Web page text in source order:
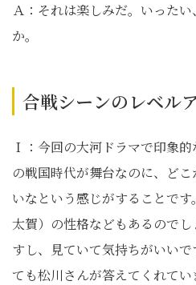
Ａ：それは楽しみだ。いった
か。
合戦シーンのレベル
Ｉ：今回の大河ドラマで印象
の戦国時代が舞台なのに、ど
いなという感じがすることで
太賀）の性格などもあるので
すし、見ていて気持ちがいい
ても松川さんが答えてくれてい